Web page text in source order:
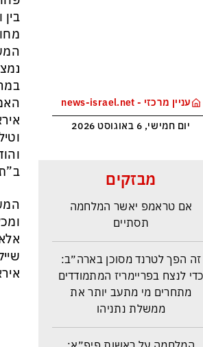
עניין מרכזי - news-israel.net
יום חמישי, 6 באוגוסט 2026
מבזקים
תפעול משותף של מצר הורמוז –
אם טראמפ יאשר המלחמה
תסתיים
זה הפך לטרנד מסוכן בארה״ב:
כדי לנצח בפריימריז המתמודדים
מתחרים מי מתעב יותר את
ממשלת נתניהו
המלחמה על ראשות פיפ״א: